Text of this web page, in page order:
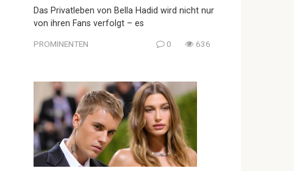
Das Privatleben von Bella Hadid wird nicht nur
von ihren Fans verfolgt – es
PROMINENTEN 0 636